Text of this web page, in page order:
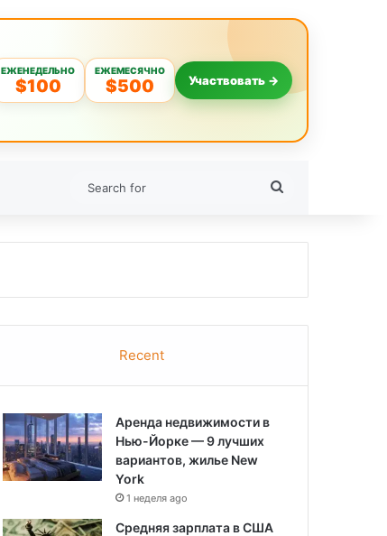
ЕЖЕНЕДЕЛЬНО
$100
ЕЖЕМЕСЯЧНО
$500 Участвовать →
Recent
Аренда недвижимости в
Нью-Йорке — 9 лучших
вариантов, жилье New
York
1 неделя ago
Средняя зарплата в США